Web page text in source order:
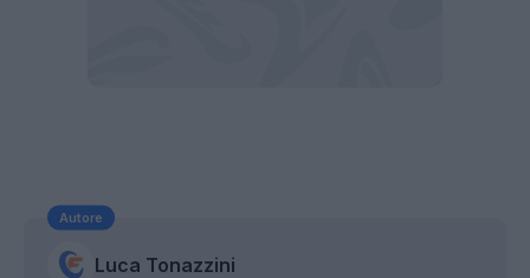
Autore
Luca Tonazzini